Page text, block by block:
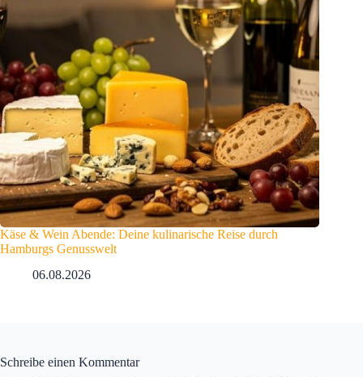
Käse & Wein Abende: Deine kulinarische Reise durch
Hamburgs Genusswelt
06.08.2026
Schreibe einen Kommentar